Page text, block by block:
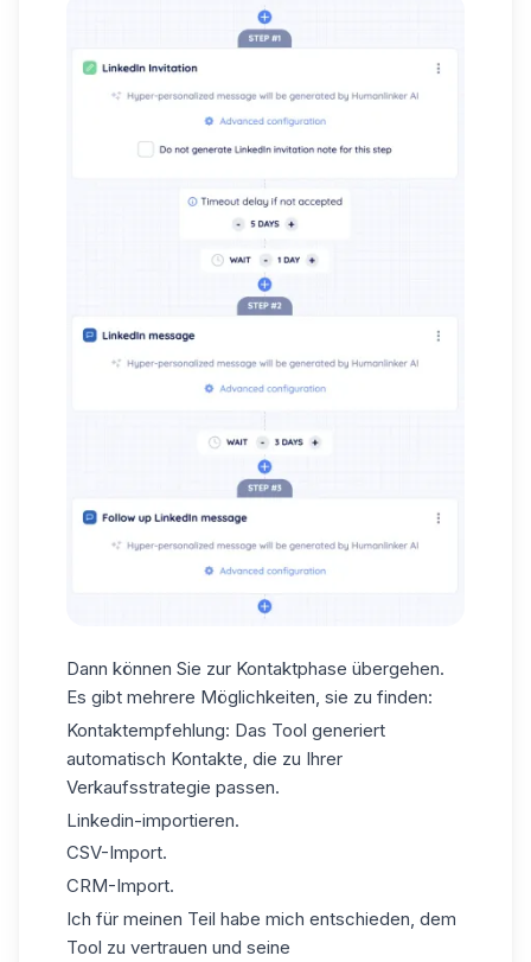
Dann können Sie zur Kontaktphase übergehen.
Es gibt mehrere Möglichkeiten, sie zu finden:
Kontaktempfehlung: Das Tool generiert
automatisch Kontakte, die zu Ihrer
Verkaufsstrategie passen.
Linkedin-importieren.
CSV-Import.
CRM-Import.
Ich für meinen Teil habe mich entschieden, dem
Tool zu vertrauen und seine